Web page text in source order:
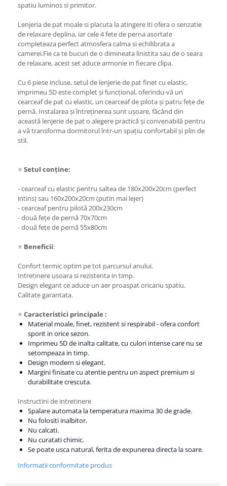
spatiu luminos si primitor.
Lenjeria de pat moale si placuta la atingere iti ofera o senzatie
de relaxare deplina, iar cele 4 fete de perna asortate
completeaza perfect atmosfera calma si echilibrata a
camerei.Fie ca te bucuri de o dimineata linistita sau de o seara
de relaxare, acest set aduce armonie in fiecare clipa.
Cu 6 piese incluse, setul de lenjerie de pat finet cu elastic,
imprimeu 5D este complet și funcțional, oferindu-vă un
cearceaf de pat cu elastic, un cearceaf de pilota și patru fețe de
pernă. Instalarea și întreținerea sunt ușoare, făcând din
această lenjerie de pat o alegere practică și convenabilă pentru
a vă transforma dormitorul într-un spațiu confortabil și plin de
stil.
⭐ Setul conține:
- cearceaf cu elastic pentru saltea de 180x200x20cm (perfect
intins) sau 160x200x20cm (putin mai lejer)
- cearceaf pentru pilotă 200x230cm
- două fețe de pernă 70x70cm
- două fețe de pernă 55x80cm
⭐ Beneficii:
Confort termic optim pe tot parcursul anului.
Intretinere usoara si rezistenta in timp.
Design elegant ce aduce un aer proaspat oricariu spatiu.
Calitate garantata.
⭐ Caracteristici principale :
Material moale, finet, rezistent si respirabil - ofera confort
sporit in orice sezon.
Imprimeu 5D de inalta calitate, cu culori intense care nu se
setompeaza in timp.
Design modern si elegant.
Margini finisate cu atentie pentru un aspect premium si
durabilitate crescuta.
Instructini de intretinere
Spalare automata la temperatura maxima 30 de grade.
Nu folositi inalbitor.
Nu calcati.
Nu curatati chimic.
Se poate usca natural, ferita de expunerea directa la soare.
Informatii conformitate produs